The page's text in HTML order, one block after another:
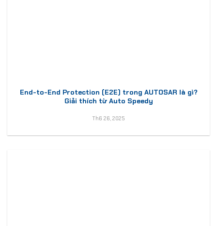
End-to-End Protection (E2E) trong AUTOSAR là gì?
Giải thích từ Auto Speedy
Th6 26, 2025